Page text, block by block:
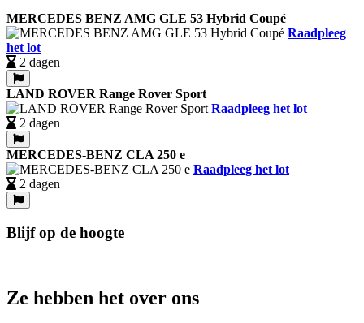
MERCEDES BENZ AMG GLE 53 Hybrid Coupé
Raadpleeg
het lot
2 dagen
LAND ROVER Range Rover Sport
Raadpleeg het lot
2 dagen
MERCEDES-BENZ CLA 250 e
Raadpleeg het lot
2 dagen
Blijf op de hoogte
Ze hebben het over ons